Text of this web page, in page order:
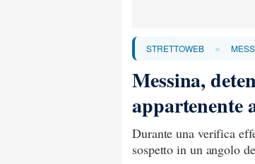
STRETTOWEB »
Messina,
appartenente
Durante una verifica
sospetto in un angolo